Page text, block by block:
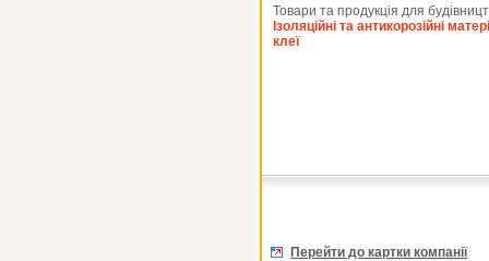
Товари та продукція для
Ізоляційні та антикорозійні
клеї
Перейти до картки компанії